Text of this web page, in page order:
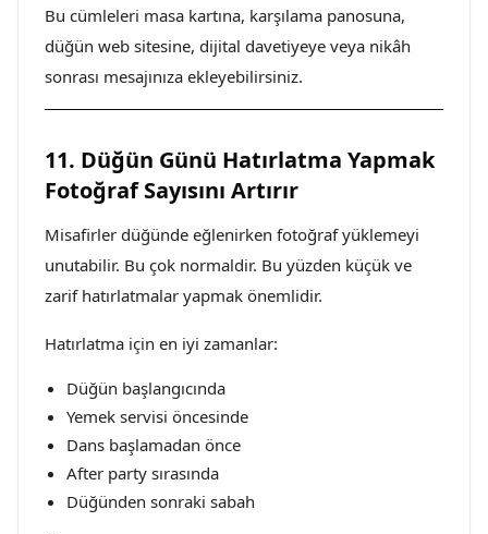
Bu cümleleri masa kartına, karşılama panosuna,
düğün web sitesine, dijital davetiyeye veya nikâh
sonrası mesajınıza ekleyebilirsiniz.
11. Düğün Günü Hatırlatma Yapmak
Fotoğraf Sayısını Artırır
Misafirler düğünde eğlenirken fotoğraf yüklemeyi
unutabilir. Bu çok normaldir. Bu yüzden küçük ve
zarif hatırlatmalar yapmak önemlidir.
Hatırlatma için en iyi zamanlar:
Düğün başlangıcında
Yemek servisi öncesinde
Dans başlamadan önce
After party sırasında
Düğünden sonraki sabah